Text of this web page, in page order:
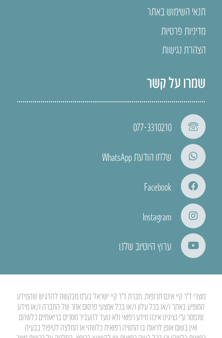
תנאי השימוש באתר
מדיניות פרטיות
הצהרת נגישות
שמרו על קשר
077-3310210
שלחו הודעת WhatsApp
Facebook
Instagram
ערוץ היוטיוב שלנו
מוצרי ד”ר קיי אינם תרופות. חברת ד”ר קיי ישראל בע”מ מבקשת להדגיש שהמידע
המופיע באתר ו/או בכל עלון ו/או בכל אמצעי פרסום אחר של החברה ו/או מידע
שנמסר ע”י נציגינו איננו מידע רפואי ולא נועד להעביר מסרים בריאותיים כלשהם
ואין בשום אופן לראות בו התוויה רפואית כלשהי או המלצה לטיפול בבעיה